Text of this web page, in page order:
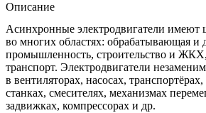
Описание
Асинхронные электродвигатели имеют
во многих областях: обрабатывающая
промышленность, строительство и ЖКХ,
транспорт. Электродвигатели
в вентиляторах, насосах,
станках, смесителях, механизмах
задвижках, компрессорах и др.